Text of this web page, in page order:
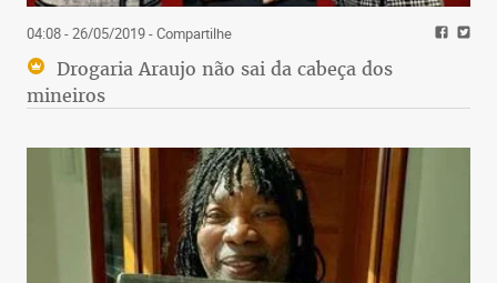
04:08 - 26/05/2019- Compartilhe
Drogaria Araujo não sai da cabeça dos
mineiros